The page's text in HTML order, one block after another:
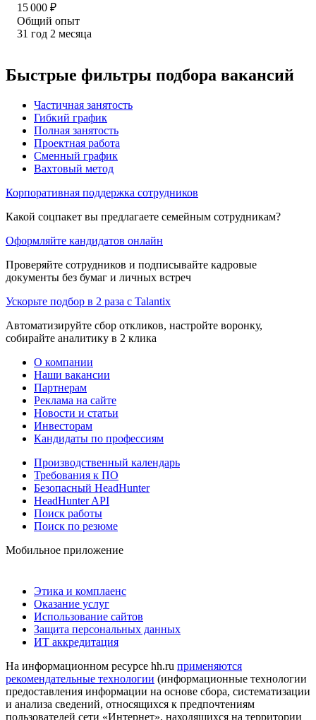
15 000 ₽
Общий опыт
31 год 2 месяца
Быстрые фильтры подбора вакансий
Частичная занятость
Гибкий график
Полная занятость
Проектная работа
Сменный график
Вахтовый метод
Корпоративная поддержка сотрудников
Какой соцпакет вы предлагаете семейным сотрудникам?
Оформляйте кандидатов онлайн
Проверяйте сотрудников и подписывайте кадровые
документы без бумаг и личных встреч
Ускорьте подбор в 2 раза с Talantix
Автоматизируйте сбор откликов, настройте воронку,
собирайте аналитику в 2 клика
О компании
Наши вакансии
Партнерам
Реклама на сайте
Новости и статьи
Инвесторам
Кандидаты по профессиям
Производственный календарь
Требования к ПО
Безопасный HeadHunter
HeadHunter API
Поиск работы
Поиск по резюме
Мобильное приложение
Этика и комплаенс
Оказание услуг
Использование сайтов
Защита персональных данных
ИТ аккредитация
На информационном ресурсе hh.ru применяются
рекомендательные технологии (информационные технологии
предоставления информации на основе сбора, систематизации
и анализа сведений, относящихся к предпочтениям
пользователей сети «Интернет», находящихся на территории